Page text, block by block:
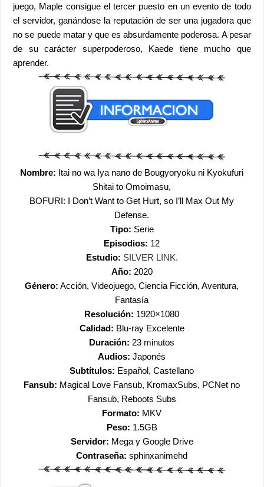
juego, Maple consigue el tercer puesto en un evento de todo
el servidor, ganándose la reputación de ser una jugadora que
no se puede matar y que es absurdamente poderosa. A pesar
de su carácter superpoderoso, Kaede tiene mucho que
aprender.
Nombre: Itai no wa Iya nano de Bougyoryoku ni Kyokufuri
Shitai to Omoimasu,
BOFURI: I Don’t Want to Get Hurt, so I’ll Max Out My
Defense.
Tipo: Serie
Episodios: 12
Estudio: SILVER LINK.
Año: 2020
Género: Acción, Videojuego, Ciencia Ficción, Aventura,
Fantasía
Resolución: 1920×1080
Calidad: Blu-ray Excelente
Duración: 23 minutos
Audios:Japonés
Subtítulos: Español, Castellano
Fansub: Magical Love Fansub, KromaxSubs, PCNet no
Fansub, Reboots Subs
Formato: MKV
Peso: 1.5GB
Servidor: Mega y Google Drive
Contraseña:sphinxanimehd